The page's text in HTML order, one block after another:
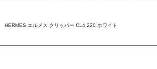
HERMES エルメス クリッパー CL4.220 ホワイト